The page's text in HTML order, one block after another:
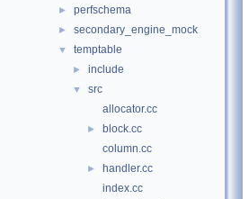
► perfschema
► secondary_engine_mock
▼ temptable
► include
▼
src
allocator.cc
►
block.cc
column.cc
►
handler.cc
index.cc